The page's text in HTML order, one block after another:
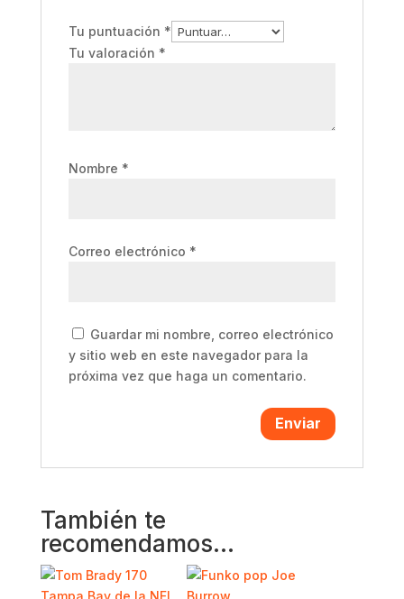
Tu puntuación *
Tu valoración *
Nombre *
Correo electrónico *
Guardar mi nombre, correo electrónico
y sitio web en este navegador para la
próxima vez que haga un comentario.
También te
recomendamos…